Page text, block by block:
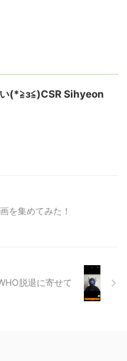
(*≧з≦)CSR Sihyeon
を集めてみた！
脱退に寄せて